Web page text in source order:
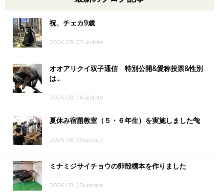
祝、チェカ9歳
2026.08.07update
オオアリクイ双子通信 特別公開&愛称投票&性別
は...
2026.08.06update
夏休み宿題教室（５・６年生）を実施しました🐅
2026.08.05update
ミナミジサイチョウの卵殻標本を作りました
2026.08.05update